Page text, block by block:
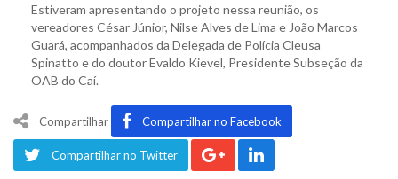
Estiveram apresentando o projeto nessa reunião, os
vereadores César Júnior, Nilse Alves de Lima e João Marcos
Guará, acompanhados da Delegada de Polícia Cleusa
Spinatto e do doutor Evaldo Kievel, Presidente Subseção da
OAB do Caí.
Compartilhar Compartilhar no Facebook
Compartilhar no Twitter